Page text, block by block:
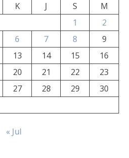
K J S
M
1
2
6 7 8
9
13 14 15
16
20 21 22
23
27 28 29
30
« Jul